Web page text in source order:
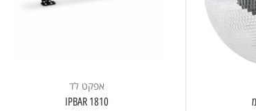
אפקט לד
IPBAR 1810